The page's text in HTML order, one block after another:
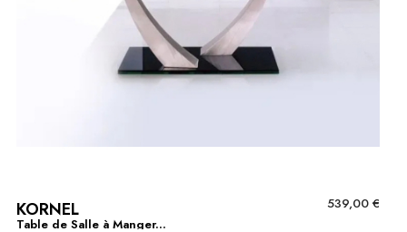
KORNEL
Table de Salle à Manger...
539,00 €